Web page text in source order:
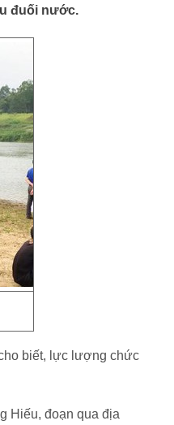
đuối nước.
biết, lực lượng chức
Hiếu, đoạn qua địa